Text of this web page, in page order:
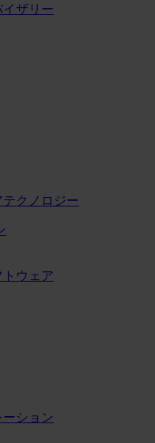
ザリー
クノロジー
ウェア
ション